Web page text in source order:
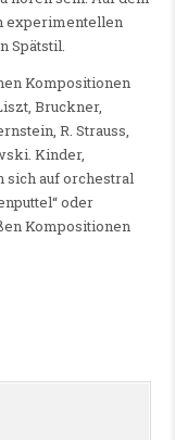
experimentellen
Spätstil.
Kompositionen
Bruckner,
R. Strauss,
Kinder,
sich auf orchestral
oder
Kompositionen